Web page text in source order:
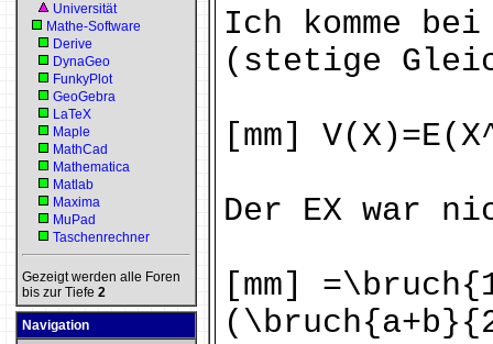
Universität
Mathe-Software
Derive
DynaGeo
FunkyPlot
GeoGebra
LaTeX
Maple
MathCad
Mathematica
Matlab
Maxima
MuPad
Taschenrechner
Gezeigt werden alle Foren
bis zur Tiefe 2
Navigation
Ich komme
(stetige
[mm]
Der EX war
[mm]